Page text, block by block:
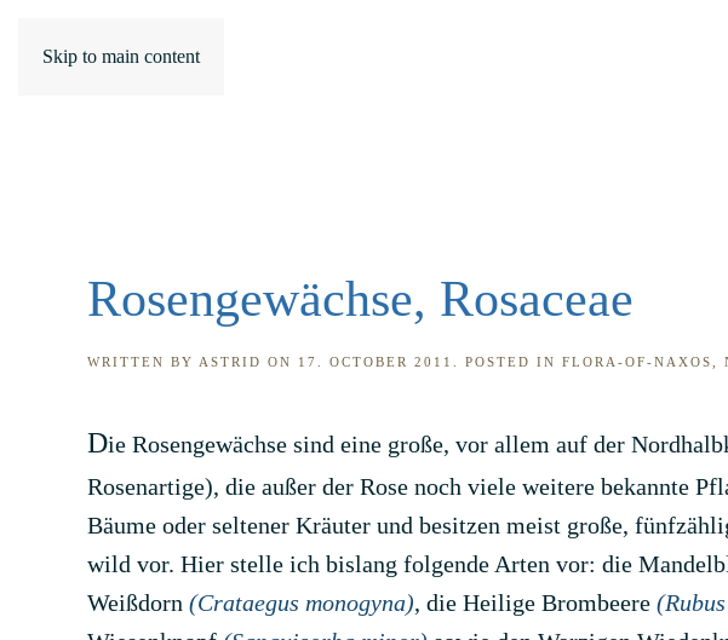
Skip to main content
Rosengewächse, Rosaceae
WRITTEN BY ASTRID ON 17. OCTOBER 2011 . POSTED IN FLORA-OF-NAXOS
Die Rosengewächse sind eine große, vor allem auf der
Rosenartige), die außer der Rose noch viele weitere bekannte
Bäume oder seltener Kräuter und besitzen meist große,
wild vor. Hier stelle ich bislang folgende Arten vor: die
Weißdorn (Crataegus monogyna), die Heilige Brombeere